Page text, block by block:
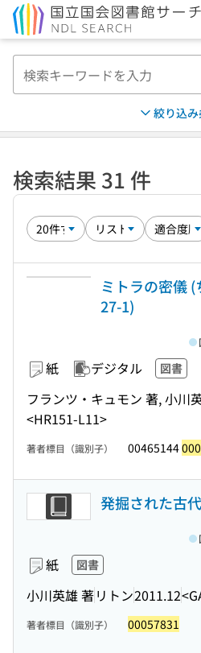
絞り込
検索結果 31 件
ミトラの密儀
27-1)
紙 デジタル 図書
フランツ・キュモン 著, 小川
<HR151-L11>
著者標目（識別子） 00465144
発掘された古
紙 図書
小川英雄 著リトン2011.12
著者標目（識別子） 00057831